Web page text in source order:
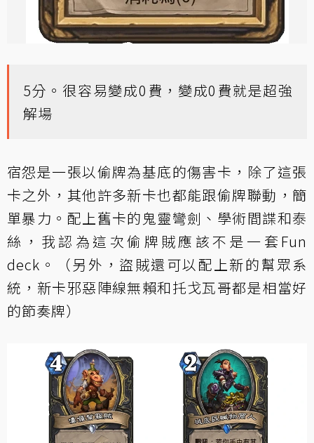
5分。很容易變成0費，變成0費就是超強
解場
宿怨是一張以偷牌為基底的傷害卡，除了這張
卡之外，其他許多新卡也都能跟偷牌聯動，簡
單暴力。配上舊卡的鬼靈彎劍、學術間諜和泰
絲，我認為這次偷牌賊應該不是一套Fun
deck。（另外，盜賊還可以配上新的幫眾系
統，新卡邪惡陣線無賴和托戈瓦哥都是相當好
的節奏牌）